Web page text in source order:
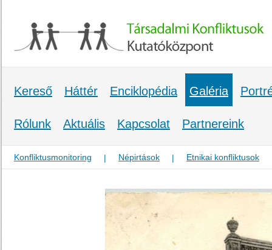
Kereső Háttér Enciklopédia Galéria
Rólunk Aktuális Kapcsolat Partnereink
Konfliktusmonitoring | Népirtások | Etnikai konfliktusok